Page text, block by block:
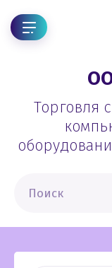
Торговля